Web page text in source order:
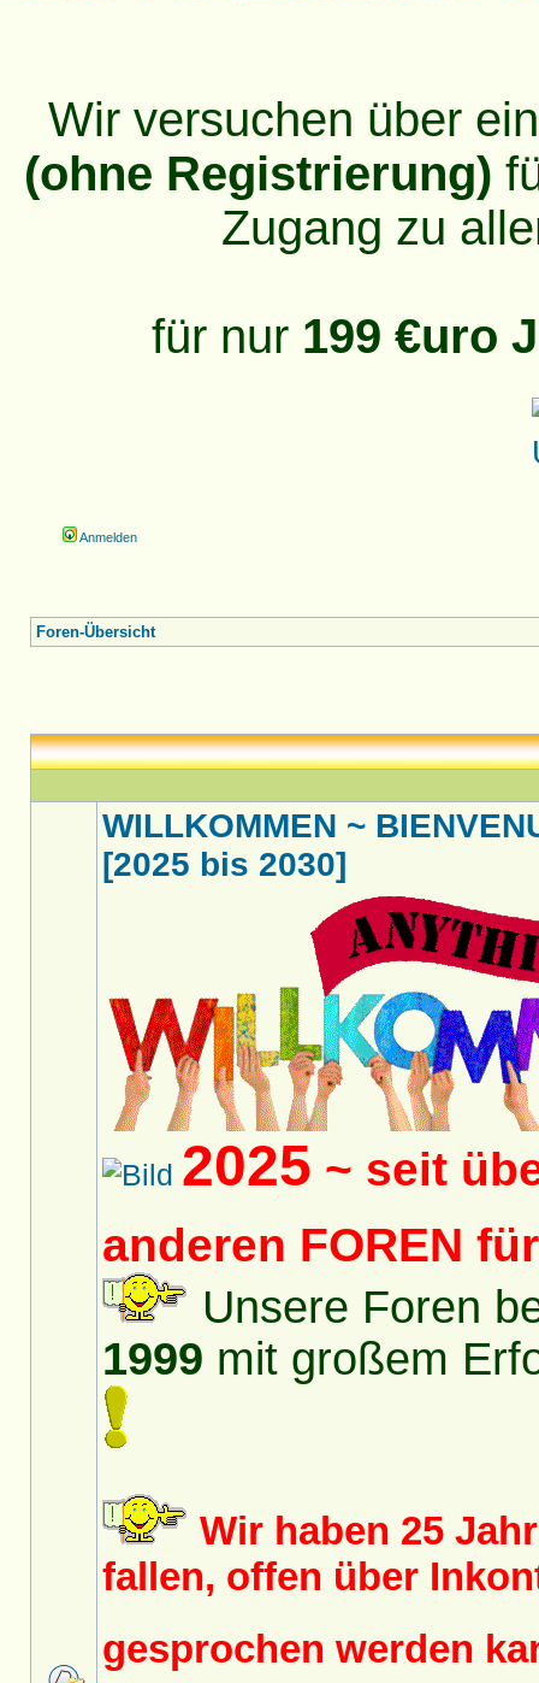
Wir versuchen über
(ohne Registrierung)
Zugang zu
für nur 199 €uro
Anmelden
Foren-Übersicht
WILLKOMMEN ~
[2025 bis 2030]
2025 ~ seit
anderen FOREN
Unsere Foren
1999 mit großem
Wir haben 25
fallen, offen über
gesprochen werden